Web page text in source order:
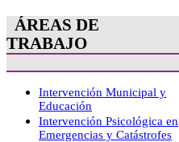
ÁREAS DE
TRABAJO
Intervención Municipal y
Educación
Intervención Psicológica en
Emergencias y Catástrofes